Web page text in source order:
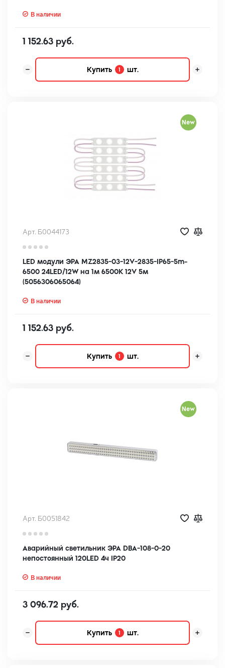
В наличии
1 152.63 руб.
Купить 1 шт.
New
Арт. Б0044173
LED модули ЭРА MZ2835-03-12V-2835-IP65-5m-
6500 24LED/12W на 1м 6500K 12V 5м
(5056306065064)
В наличии
1 152.63 руб.
Купить 1 шт.
New
Арт. Б0051842
Аварийный светильник ЭРА DBA-108-0-20
непостоянный 120LED 4ч IP20
В наличии
3 096.72 руб.
Купить 1 шт.